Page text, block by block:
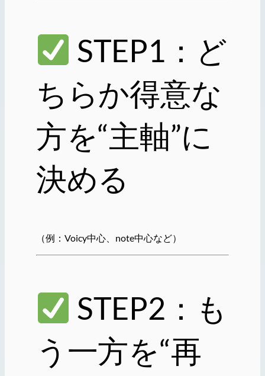
STEP1：ど
ちらか得意な
方を“主軸”に
決める
（例：Voicy中心、note中心など）
STEP2：も
う一方を“再